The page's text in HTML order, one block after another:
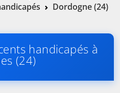
Dordogne (24)
handicapés à
(24)